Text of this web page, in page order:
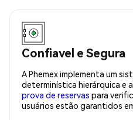
Confiavel e Segura
A Phemex implementa um
determinística hierárquica e
prova de reservas para
usuários estão garantidos